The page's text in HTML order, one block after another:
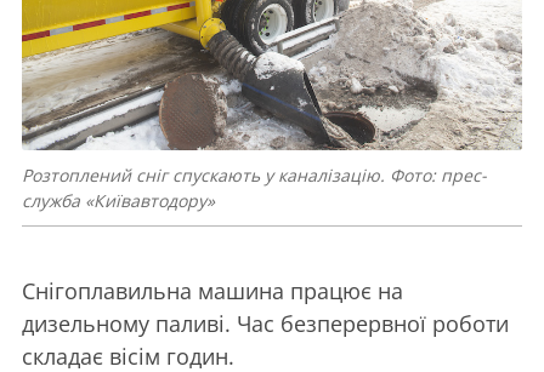
Розтоплений сніг спускають у каналізацію. Фото: прес-
служба «Київавтодору»
Снігоплавильна машина працює на
дизельному паливі. Час безперервної роботи
складає вісім годин.